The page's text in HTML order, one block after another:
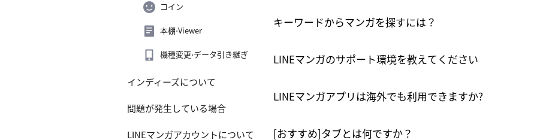
コイン
本棚⋅Viewer
機種変更⋅データ引き継ぎ
インディーズについて
問題が発生している場合
LINEマンガアカウントについて
キーワードからマンガを探すには？
LINEマンガのサポート環境を教えてください
LINEマンガアプリは海外でも利用できますか?
[おすすめ]タブとは何ですか？